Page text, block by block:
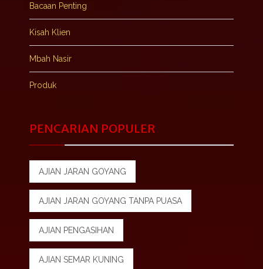
Bacaan Penting
Kisah Klien
Mbah Nasir
Produk
PENCARIAN POPULER
AJIAN JARAN GOYANG
AJIAN JARAN GOYANG TANPA PUASA
AJIAN PENGASIHAN
AJIAN SEMAR KUNING